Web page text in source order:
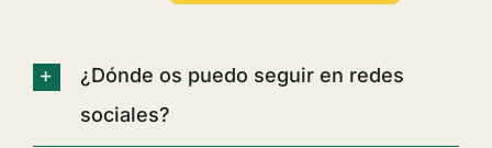
¿Dónde os puedo seguir en redes
sociales?